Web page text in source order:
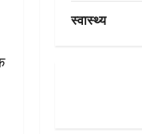
स्वास्थ्य